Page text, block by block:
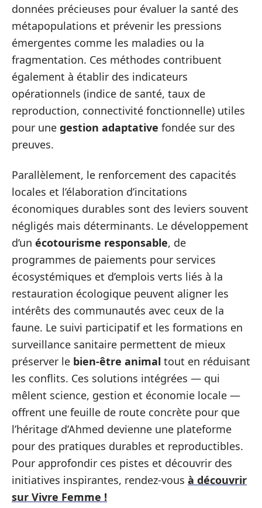
données précieuses pour évaluer la santé des
métapopulations et prévenir les pressions
émergentes comme les maladies ou la
fragmentation. Ces méthodes contribuent
également à établir des indicateurs
opérationnels (indice de santé, taux de
reproduction, connectivité fonctionnelle) utiles
pour une gestion adaptative fondée sur des
preuves.
Parallèlement, le renforcement des capacités
locales et l’élaboration d’incitations
économiques durables sont des leviers souvent
négligés mais déterminants. Le développement
d’un écotourisme responsable, de
programmes de paiements pour services
écosystémiques et d’emplois verts liés à la
restauration écologique peuvent aligner les
intérêts des communautés avec ceux de la
faune. Le suivi participatif et les formations en
surveillance sanitaire permettent de mieux
préserver le bien‑être animal tout en réduisant
les conflits. Ces solutions intégrées — qui
mêlent science, gestion et économie locale —
offrent une feuille de route concrète pour que
l’héritage d’Ahmed devienne une plateforme
pour des pratiques durables et reproductibles.
Pour approfondir ces pistes et découvrir des
initiatives inspirantes, rendez‑vous à découvrir
sur Vivre Femme !